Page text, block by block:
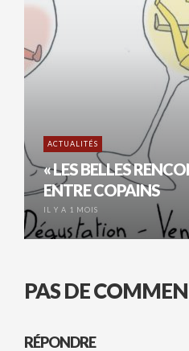
ACTUALITÉS
« LES BELLES
ENTRE COPAINS
IL Y A 1 MOIS
PAS DE
RÉPONDRE